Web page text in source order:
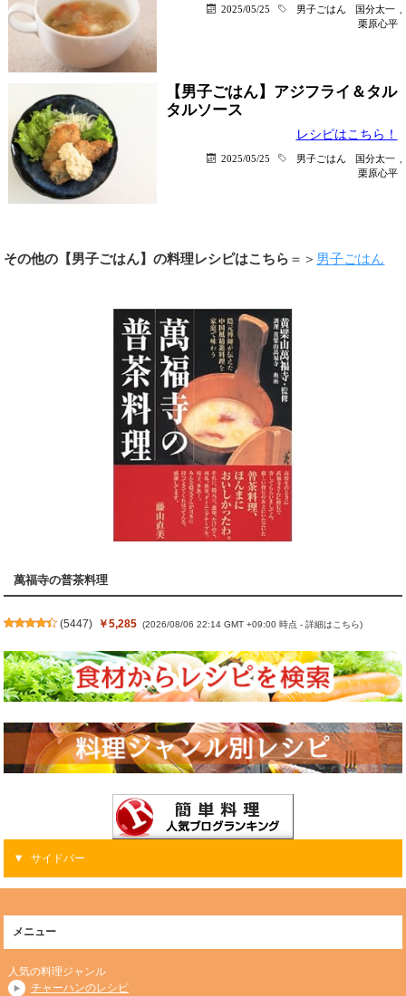
2025/05/25 男子ごはん 国分太一
栗原心平
【男子ごはん】アジフライ＆タル
タルソース
レシピはこちら！
2025/05/25 男子ごはん 国分太一
栗原心平
その他の【男子ごはん】の料理レシピはこちら ＝＞ 男子ごはん
萬福寺の普茶料理
(5447) ￥5,285 (2026/08/06 22:14 GMT +09:00 時点 -詳細はこちら)
サイドバー
メニュー
人気の料理ジャンル
チャーハンのレシピ